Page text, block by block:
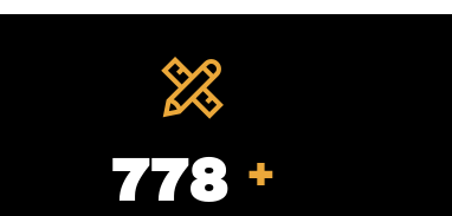
1,200